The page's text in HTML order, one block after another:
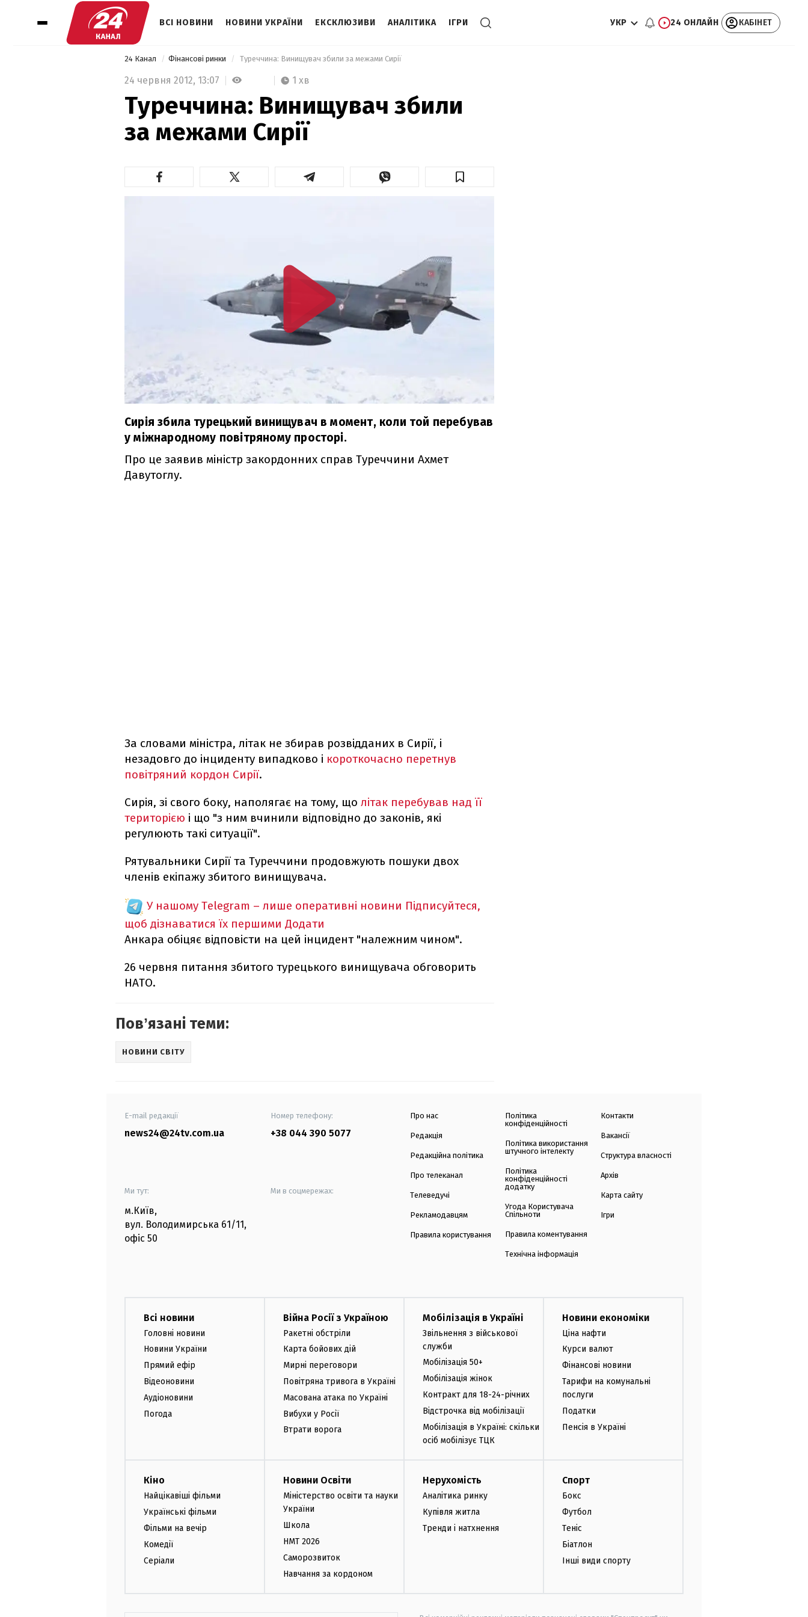
ВСІ НОВИНИ НОВИНИ УКРАЇНИ ЕКСКЛЮЗИВИ АНАЛІТИКА ІГРИ УКР 24 ОНЛАЙН КАБІНЕТ
24 Канал Фінансові ринки Туреччина: Винищувач збили за межами Сирії
24 червня 2012, 13:07 1 хв
Туреччина: Винищувач збили
за межами Сирії
Сирія збила турецький винищувач в момент, коли той перебував
у міжнародному повітряному просторі.
Про це заявив міністр закордонних справ Туреччини Ахмет
Давутоглу.
За словами міністра, літак не збирав розвідданих в Сирії, і
незадовго до інциденту випадково і короткочасно перетнув
повітряний кордон Сирії.
Сирія, зі свого боку, наполягає на тому, що літак перебував над її
територією і що "з ним вчинили відповідно до законів, які
регулюють такі ситуації".
Рятувальники Сирії та Туреччини продовжують пошуки двох
членів екіпажу збитого винищувача.
У нашому Telegram – лише оперативні новини Підписуйтеся,
щоб дізнаватися їх першими Додати
Анкара обіцяє відповісти на цей інцидент "належним чином".
26 червня питання збитого турецького винищувача обговорить
НАТО.
Повʼязані теми:
НОВИНИ СВІТУ
E-mail редакції
news24@24tv.com.ua
Номер телефону:
+38 044 390 5077
Ми тут:
м.Київ,
вул. Володимирська 61/11,
офіс 50
Ми в соцмережах:
Про нас
Редакція
Редакційна політика
Про телеканал
Телеведучі
Рекламодавцям
Правила користування
Політика
конфіденційності
Політика використання
штучного інтелекту
Політика
конфіденційності
додатку
Угода Користувача
Спільноти
Правила коментування
Технічна інформація
Контакти
Вакансії
Структура власності
Архів
Карта сайту
Ігри
Всі новини
Головні новини
Новини України
Прямий ефір
Відеоновини
Аудіоновини
Погода
Війна Росії з Україною
Ракетні обстріли
Карта бойових дій
Мирні переговори
Повітряна тривога в Україні
Масована атака по Україні
Вибухи у Росії
Втрати ворога
Мобілізація в Україні
Звільнення з військової
служби
Мобілізація 50+
Мобілізація жінок
Контракт для 18-24-річних
Відстрочка від мобілізації
Мобілізація в Україні: скільки
осіб мобілізує ТЦК
Новини економіки
Ціна нафти
Курси валют
Фінансові новини
Тарифи на комунальні
послуги
Податки
Пенсія в Україні
Кіно
Найцікавіші фільми
Українські фільми
Фільми на вечір
Комедії
Серіали
Новини Освіти
Міністерство освіти та науки
України
Школа
НМТ 2026
Саморозвиток
Навчання за кордоном
Нерухомість
Аналітика ринку
Купівля житла
Тренди і натхнення
Спорт
Бокс
Футбол
Теніс
Біатлон
Інші види спорту